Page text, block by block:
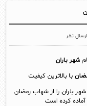
ارسال نظر
شهر باران
با بالاترین کیفیت
باران را از شهاب رمضان
کرده است